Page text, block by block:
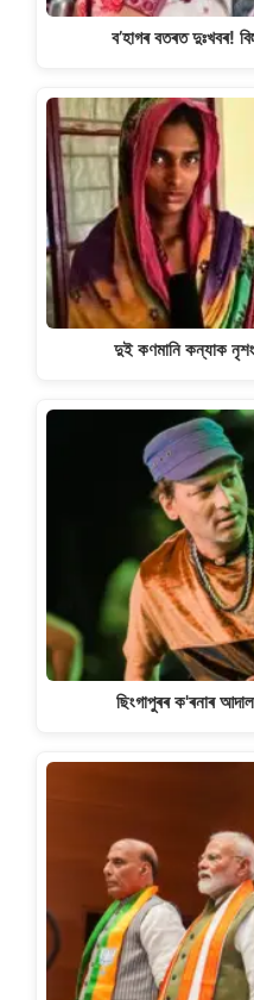
ব’হাগৰ বতৰত দুঃখবৰ!
দুই কণমানি কন্যাক
ছিংগাপুৰৰ ক'ৰনাৰ